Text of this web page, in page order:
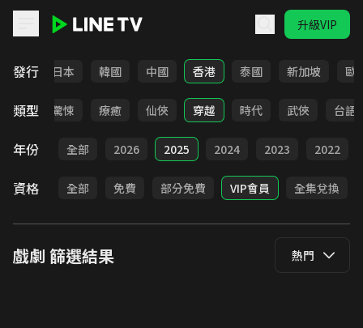
升級VIP
發行
台灣 日本 韓國 中國 香港 泰國 新加坡 歐
類型
奇幻 驚悚 療癒 仙俠 穿越 時代 武俠 台語
年份 全部 2026 2025 2024 2023 2022
資格 全部 免費 部分免費 VIP會員 全集兌換
戲劇 篩選結果 熱門